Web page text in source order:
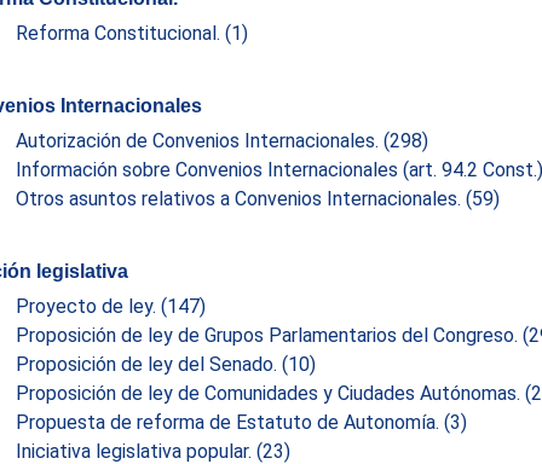
Reforma Constitucional. (1)
Internacionales
Autorización de Convenios Internacionales. (298)
Información sobre Convenios Internacionales (art. 94.2
Otros asuntos relativos a Convenios Internacionales. (59)
legislativa
Proyecto de ley. (147)
Proposición de ley de Grupos Parlamentarios del Congreso.
Proposición de ley del Senado. (10)
Proposición de ley de Comunidades y Ciudades Autónomas.
Propuesta de reforma de Estatuto de Autonomía. (3)
Iniciativa legislativa popular. (23)